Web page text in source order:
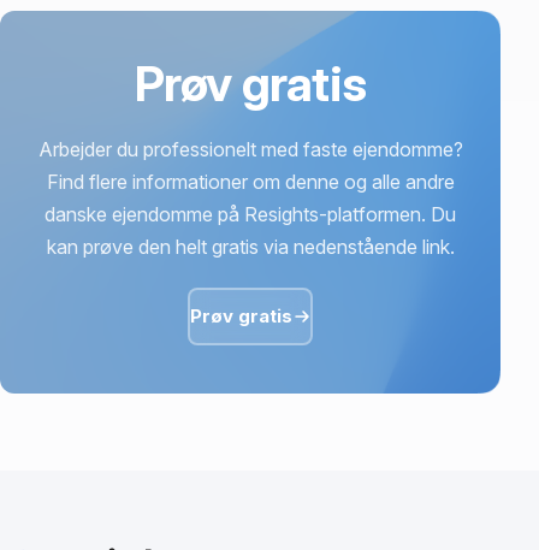
Prøv gratis
Arbejder du professionelt med faste ejendomme?
Find flere informationer om denne og alle andre
danske ejendomme på Resights-platformen. Du
kan prøve den helt gratis via nedenstående link.
Prøv gratis